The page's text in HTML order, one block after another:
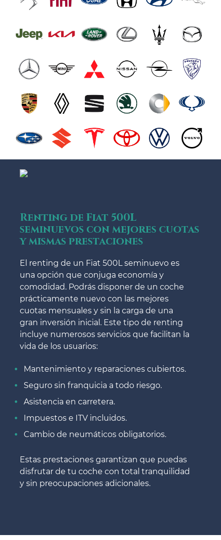
Renting de Fiat 500L
seminuevos con mejores cuotas
y mismas prestaciones
El renting de un Fiat 500L seminuevo es
una opción que conjuga economía y
comodidad. Podrás disponer de un coche
prácticamente nuevo con las mejores
cuotas mensuales y sin la carga de una
gran inversión inicial. Este tipo de renting
incluye numerosos servicios que facilitan la
vida de los usuarios:
Mantenimiento y reparaciones cubiertos.
Seguro sin franquicia a todo riesgo.
Asistencia en carretera.
Impuestos e ITV incluidos.
Cambio de neumáticos obligatorios.
Estas prestaciones garantizan que puedas
disfrutar de tu coche con total tranquilidad
y sin preocupaciones adicionales.